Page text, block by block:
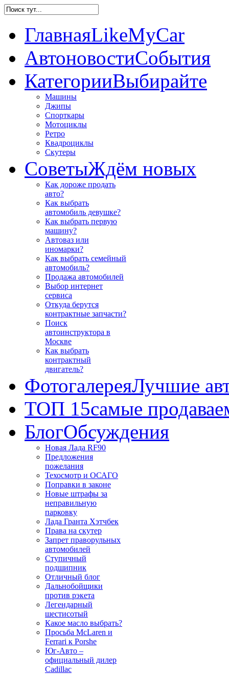
ГлавнаяLikeMyCar
АвтоновостиСобытия
КатегорииВыбирайте
Машины
Джипы
Спорткары
Мотоциклы
Ретро
Квадроциклы
Скутеры
СоветыЖдём новых
Как дороже продать
авто?
Как выбрать
автомобиль девушке?
Как выбрать первую
машину?
Автоваз или
иномарки?
Как выбрать семейный
автомобиль?
Продажа автомобилей
Выбор интернет
сервиса
Откуда берутся
контрактные запчасти?
Поиск
автоинструктора в
Москве
Как выбрать
контрактный
двигатель?
ФотогалереяЛучшие
ТОП 15самые
БлогОбсуждения
Новая Лада RF90
Предложения
пожелания
Техосмотр и ОСАГО
Поправки в законе
Новые штрафы за
неправильную
парковку
Лада Гранта Хэтчбек
Права на скутер
Запрет праворульных
автомобилей
Ступичный
подшипник
Отличный блог
Дальнобойщики
против рэкета
Легендарный
шестисотый
Какое масло выбрать?
Просьба McLaren и
Ferrari к Porshe
Юг-Авто –
официальный дилер
Cadillac